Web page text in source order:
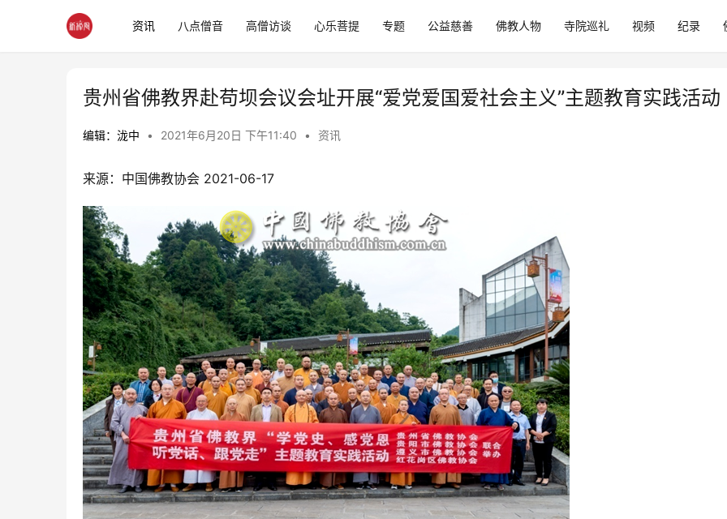
资讯 八点僧音 高僧访谈 心乐菩提 专题 公益慈善 佛教人物 寺院巡礼 视频 纪录
贵州省佛教界赴苟坝会议会址开展“爱党爱国爱社会主义”主题教育实践活动
编辑：泷中 • 2021年6月20日 下午11:40 • 资讯
来源：中国佛教协会 2021-06-17